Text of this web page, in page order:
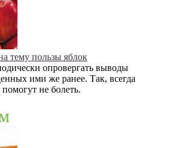
тему пользы яблок
опровергать выводы
ими же ранее. Так, всегда
не болеть.